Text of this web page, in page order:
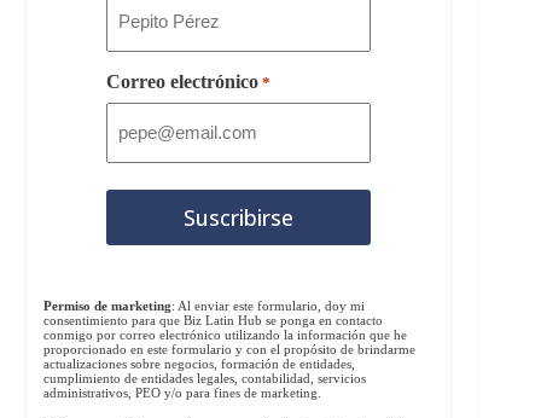
Correo electrónico *
Permiso de marketing: Al enviar este formulario, doy mi
consentimiento para que Biz Latin Hub se ponga en contacto
conmigo por correo electrónico utilizando la información que he
proporcionado en este formulario y con el propósito de brindarme
actualizaciones sobre negocios, formación de entidades,
cumplimiento de entidades legales, contabilidad, servicios
administrativos, PEO y/o para fines de marketing.